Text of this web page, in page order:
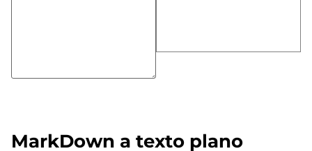
MarkDown a texto plano